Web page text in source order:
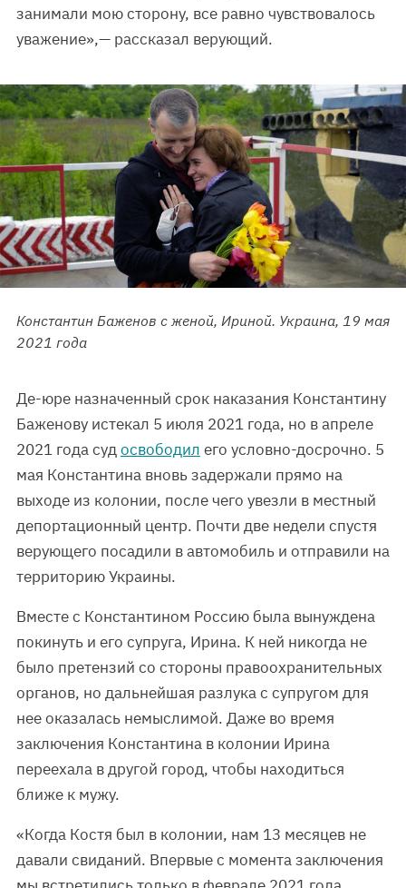
занимали мою сторону, все равно чувствовалось
уважение»,— рассказал верующий.
Константин Баженов с женой, Ириной. Украина, 19 мая
2021 года
Де-юре назначенный срок наказания Константину
Баженову истекал 5 июля 2021 года, но в апреле
2021 года судосвободил его условно-досрочно. 5
мая Константина вновь задержали прямо на
выходе из колонии, после чего увезли в местный
депортационный центр. Почти две недели спустя
верующего посадили в автомобиль и отправили на
территорию Украины.
Вместе с Константином Россию была вынуждена
покинуть и его супруга, Ирина. К ней никогда не
было претензий со стороны правоохранительных
органов, но дальнейшая разлука с супругом для
нее оказалась немыслимой. Даже во время
заключения Константина в колонии Ирина
переехала в другой город, чтобы находиться
ближе к мужу.
«Когда Костя был в колонии, нам 13 месяцев не
давали свиданий. Впервые с момента заключения